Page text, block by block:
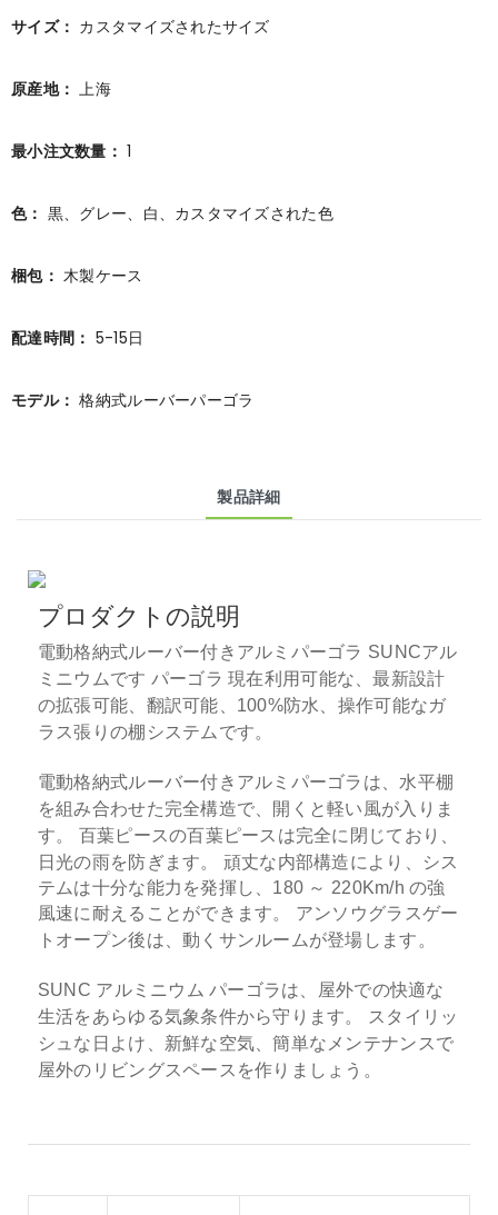
サイズ： カスタマイズされたサイズ
原産地：上海
最小注文数量：1
色： 黒、グレー、白、カスタマイズされた色
梱包：木製ケース
配達時間： 5-15日
モデル：格納式ルーバーパーゴラ
製品詳細
プロダクトの説明
電動格納式ルーバー付きアルミパーゴラ SUNCアル
ミニウムです パーゴラ現在利用可能な、最新設計
の拡張可能、翻訳可能、100%防水、操作可能なガ
ラス張りの棚システムです。
電動格納式ルーバー付きアルミパーゴラは、水平棚
を組み合わせた完全構造で、開くと軽い風が入りま
す。 百葉ピースの百葉ピースは完全に閉じており、
日光の雨を防ぎます。 頑丈な内部構造により、シス
テムは十分な能力を発揮し、180 ～ 220Km/h の強
風速に耐えることができます。 アンソウグラスゲー
トオープン後は、動くサンルームが登場します。
SUNC アルミニウム パーゴラは、屋外での快適な
生活をあらゆる気象条件から守ります。 スタイリッ
シュな日よけ、新鮮な空気、簡単なメンテナンスで
屋外のリビングスペースを作りましょう。